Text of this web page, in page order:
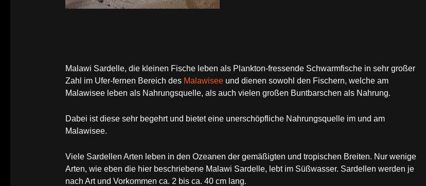
Malawi Sardelle, die kleinen Fische leben als Plankton-fressende Schwarmfische in sehr großer
Zahl im Ufer-fernen Bereich des Malawiseeund dienen sowohl den Fischern, welche am
Malawisee leben als Nahrungsquelle, als auch vielen großen Buntbarschen als Nahrung.
Dabei ist diese sehr begehrt und bietet eine unerschöpfliche Nahrungsquelle im und am
Malawisee.
Viele Sardellen Arten leben in den Ozeanen der gemäßigten und tropischen Breiten. Nur wenige
Arten, wie eben die hier beschriebene Malawi Sardelle, lebt im Süßwasser. Sardellen werden je
nach Art und Vorkommen ca. 2 bis ca. 40 cm lang.